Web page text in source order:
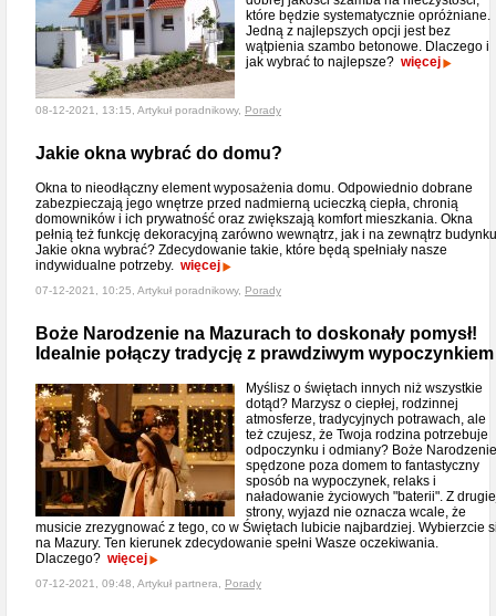
które będzie systematycznie opróżniane.
Jedną z najlepszych opcji jest bez
wątpienia szambo betonowe. Dlaczego i
jak wybrać to najlepsze? więcej
08-12-2021, 13:15, Artykuł poradnikowy, Porady
Jakie okna wybrać do domu?
Okna to nieodłączny element wyposażenia domu. Odpowiednio dobrane
zabezpieczają jego wnętrze przed nadmierną ucieczką ciepła, chronią
domowników i ich prywatność oraz zwiększają komfort mieszkania. Okna
pełnią też funkcję dekoracyjną zarówno wewnątrz, jak i na zewnątrz
Jakie okna wybrać? Zdecydowanie takie, które będą spełniały nasze
indywidualne potrzeby. więcej
07-12-2021, 10:25, Artykuł poradnikowy, Porady
Boże Narodzenie na Mazurach to doskonały pomysł!
Idealnie połączy tradycję z prawdziwym wypoczynkiem
Myślisz o świętach innych niż wszystkie
dotąd? Marzysz o ciepłej, rodzinnej
atmosferze, tradycyjnych potrawach, ale
też czujesz, że Twoja rodzina potrzebuje
odpoczynku i odmiany? Boże Narodzenie
spędzone poza domem to fantastyczny
sposób na wypoczynek, relaks i
naładowanie życiowych "baterii". Z
strony, wyjazd nie oznacza wcale, że
musicie zrezygnować z tego, co w Świętach lubicie najbardziej. Wybierzcie
na Mazury. Ten kierunek zdecydowanie spełni Wasze oczekiwania.
Dlaczego? więcej
07-12-2021, 09:48, Artykuł partnera, Porady